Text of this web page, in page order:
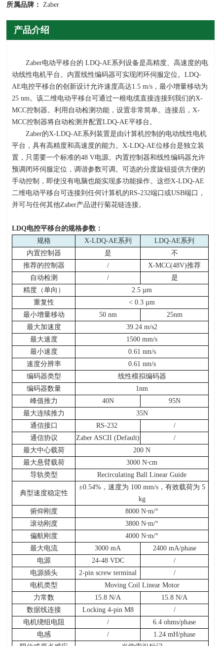
所属品牌： Zaber
产品介绍
Zaber电动平移台的 LDQ-AE系列设备是高精度、高速度的电
动线性电机平台。内置线性编码器可实现闭环伺服定位。LDQ-
AE电控平移台的创新设计允许速度高达1.5 m/s，最小增量移动为
25 nm。该二维电动平移台可通过一根电缆直接连接到我们的X-
MCC控制器。利用自动检测功能，设置非常简单。连接后，X-
MCC控制器将自动检测并配置LDQ-AE平移台。
Zaber的X-LDQ-AE系列装置是由计算机控制的电动线性电机
平台，具有高精度和高速度的能力。X-LDQ-AE位移台是独立装
置，只需要一个标准的48 V电源。内置控制器和线性编码器允许
预调闭环伺服定位，调谐参数可调。可选的分度旋钮提供方便的
手动控制，即使没有电脑也能实现多功能操作。这些X-LDQ-AE
二维电动平移台可连接到任何计算机的RS-232端口或USB端口，
并可与任何其他Zaber产品进行菊花链连接。
LDQ电控平移台的规格参数：
规格
X-LDQ-AE 系列 LDQ-AE 系列
内置控制器
是
不
推荐的控制器
/ X-MCC(48V)推荐
自动检测
/
是
精度（单向）
2.5 µm
重复性
< 0.3 µm
最小增量移动
50 nm
25nm
最大加速度
39.24 m/s2
最大速度
1500 mm/s
最小速度
0.61 nm/s
速度分辨率
0.61 nm/s
编码器类型
线性模拟编码器
编码器数量
1nm
峰值推力
40N
95N
最大连续推力
35N
通信接口
RS-232
/
通信协议
Zaber ASCII (Default)
/
最大中心载荷
200 N
最大悬臂载荷
3000 N⋅cm
导轨类型
Recirculating Ball Linear Guide
典型速度稳定性
±0.54%，速度为 100 mm/s，有效载荷为 5
kg
俯仰刚度
8000 N⋅m/°
滚动刚度
3800 N⋅m/°
偏航刚度
4000 N⋅m/°
最大电流
3000 mA
2400 mA/phase
电源
24-48 VDC
/
电源插头
2-pin screw terminal
/
电机类型
Moving Coil Linear Motor
力常数
15.8 N/A
15.8 N/A
数据线连接
Locking 4-pin M8
/
电机绕组电阻
/
6.4 ohms/phase
电感
/
1.24 mH/phase